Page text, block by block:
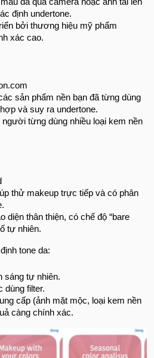
da qua camera hoặc ảnh tải lên
định undertone.
bởi thương hiệu mỹ phẩm
xác cao.
sản phẩm nền bạn đã từng dùng
và suy ra undertone.
từng dùng nhiều loại kem nền
thử makeup trực tiếp và có phân
diện thân thiện, có chế độ “bare
tự nhiên.
tone da:
sáng tự nhiên.
dùng filter.
cấp (ảnh mặt mộc, loại kem nền
càng chính xác.